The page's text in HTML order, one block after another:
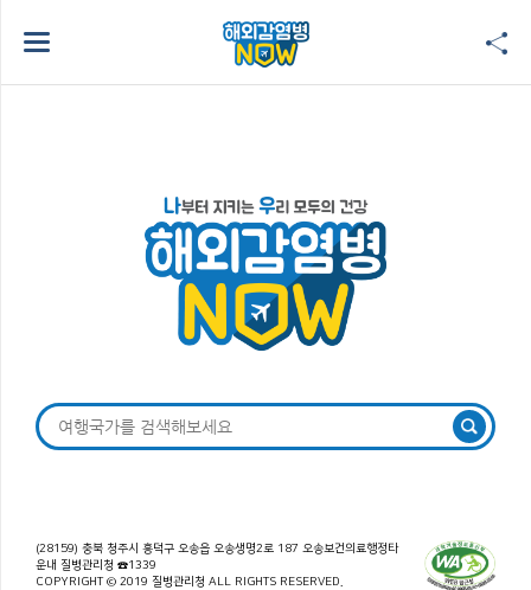
(28159) 충북 청주시 흥덕구 오송읍 오송생명2로 187 오송보건의료행정타
운내 질병관리청 ☎1339
COPYRIGHT © 2019 질병관리청 ALL RIGHTS RESERVED.